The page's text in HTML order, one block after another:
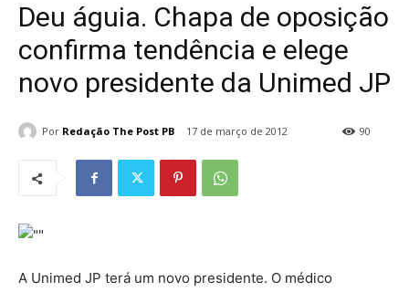
Deu águia. Chapa de oposição
confirma tendência e elege
novo presidente da Unimed JP
Por Redação The Post PB 17 de março de 2012 90
A Unimed JP terá um novo presidente. O médico